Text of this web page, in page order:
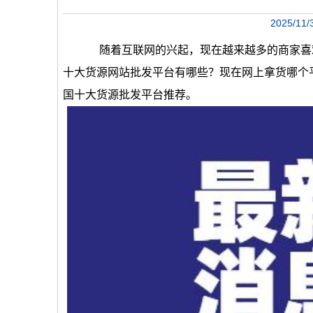
2025/
随着互联网的兴起，现在越来越多的商家喜欢
十大货源网站批发平台有哪些？现在网上拿货哪
国十大货源批发平台推荐。